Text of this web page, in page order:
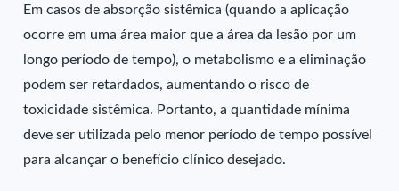
Em casos de absorção sistêmica (quando a aplicação
ocorre em uma área maior que a área da lesão por um
longo período de tempo), o metabolismo e a eliminação
podem ser retardados, aumentando o risco de
toxicidade sistêmica. Portanto, a quantidade mínima
deve ser utilizada pelo menor período de tempo possível
para alcançar o benefício clínico desejado.